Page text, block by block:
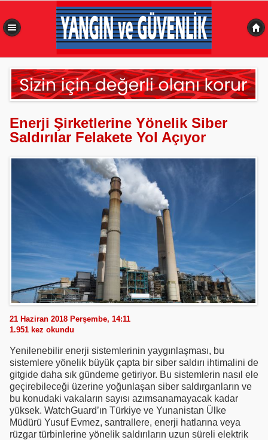
Enerji Şirketlerine Yönelik Siber
Saldırılar Felakete Yol Açıyor
21 Haziran 2018 Perşembe, 14:11
1.951 kez okundu
Yenilenebilir enerji sistemlerinin yaygınlaşması, bu
sistemlere yönelik büyük çapta bir siber saldırı ihtimalini de
gitgide daha sık gündeme getiriyor. Bu sistemlerin nasıl ele
geçirebileceği üzerine yoğunlaşan siber saldırganların ve
bu konudaki vakaların sayısı azımsanamayacak kadar
yüksek. WatchGuard’ın Türkiye ve Yunanistan Ülke
Müdürü Yusuf Evmez, santrallere, enerji hatlarına veya
rüzgar türbinlerine yönelik saldırıların uzun süreli elektrik
0,469 sn